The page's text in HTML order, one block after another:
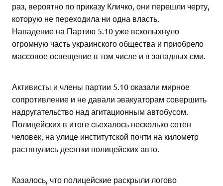
раз, вероятно по приказу Кличко, они перешли черту,
которую не переходила ни одна власть.
Нападение на Партию 5.10 уже всколыхнуло
огромную часть украинского общества и приобрело
массовое освещение в том числе и в западных сми.
Активисты и члены партии 5.10 оказали мирное
сопротивление и не давали эвакуаторам совершить
надругательство над агитационным автобусом.
Полицейских в итоге сьехалось несколько сотен
человек, на улице институтской почти на километр
растянулись десятки полицейских авто.
Казалось, что полицейские раскрыли логово